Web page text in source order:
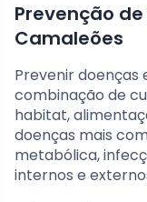
Prevenção
Camaleões
Prevenir doenças
combinação de
habitat,
doenças mais
metabólica,
internos e